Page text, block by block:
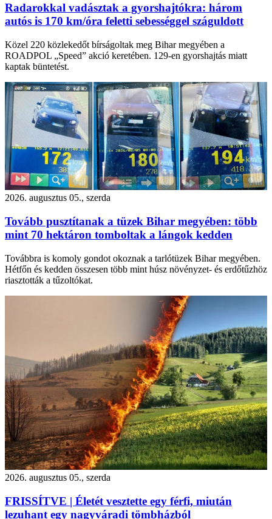
Radarokkal vadásztak a gyorshajtókra: három
autós is 170 km/óra feletti sebességgel száguldott
Közel 220 közlekedőt bírságoltak meg Bihar megyében a
ROADPOL „Speed” akció keretében. 129-en gyorshajtás miatt
kaptak büntetést.
2026. augusztus 05., szerda
Tovább pusztítanak a tüzek Bihar megyében: több
mint 70 hektáron tomboltak a lángok kedden
Továbbra is komoly gondot okoznak a tarlótüzek Bihar megyében.
Hétfőn és kedden összesen több mint húsz növényzet- és erdőtűzhöz
riasztották a tűzoltókat.
2026. augusztus 05., szerda
FRISSÍTVE | Életét vesztette egy férfi, miután
lezuhant egy nagyváradi tömbházból